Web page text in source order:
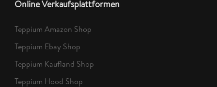
Online Verkaufsplattformen
Teppium Amazon Shop
Teppium Ebay Shop
Teppium Kaufland Shop
Teppium Hood Shop